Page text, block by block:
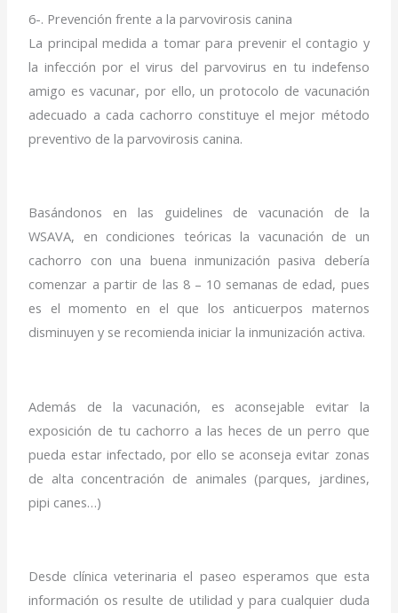
6-. Prevención frente a la parvovirosis canina
La principal medida a tomar para prevenir el contagio y
la infección por el virus del parvovirus en tu indefenso
amigo es vacunar, por ello, un protocolo de vacunación
adecuado a cada cachorro constituye el mejor método
preventivo de la parvovirosis canina.
Basándonos en las guidelines de vacunación de la
WSAVA, en condiciones teóricas la vacunación de un
cachorro con una buena inmunización pasiva debería
comenzar a partir de las 8 – 10 semanas de edad, pues
es el momento en el que los anticuerpos maternos
disminuyen y se recomienda iniciar la inmunización activa.
Además de la vacunación, es aconsejable evitar la
exposición de tu cachorro a las heces de un perro que
pueda estar infectado, por ello se aconseja evitar zonas
de alta concentración de animales (parques, jardines,
pipi canes…)
Desde clínica veterinaria el paseo esperamos que esta
información os resulte de utilidad y para cualquier duda